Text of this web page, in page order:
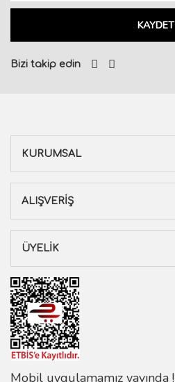
KAYDET
Bizi takip edin
KURUMSAL
ALIŞVERİŞ
ÜYELİK
Mobil uygulamamız yayında !